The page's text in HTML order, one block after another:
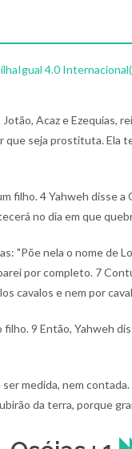
4.0
Acaz e Ezequias,
que seja prostituta.
filho.4 Yahweh disse a
no dia em que
"Põe nela o nome de
por completo. 7
cavalos e nem por
filho.9 Então, Yahweh
medida, nem
da terra, porque